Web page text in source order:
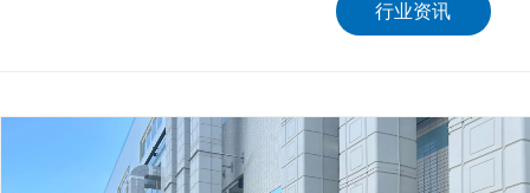
行业资讯